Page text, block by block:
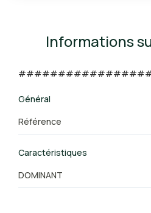
Informations
Général
Référence
Caractéristiques
DOMINANT